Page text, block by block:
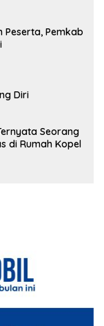
Peserta, Pemkab
Diri
Seorang
di Rumah Kopel